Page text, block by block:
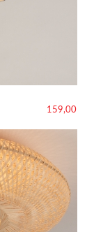
159,00